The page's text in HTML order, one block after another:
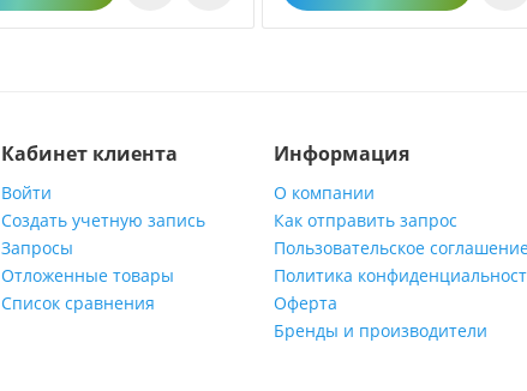
Кабинет клиента
Войти
Создать учетную запись
Запросы
Отложенные товары
Список сравнения
Информация
О компании
Как отправить запрос
Пользовательское
Политика
Оферта
Бренды и производители